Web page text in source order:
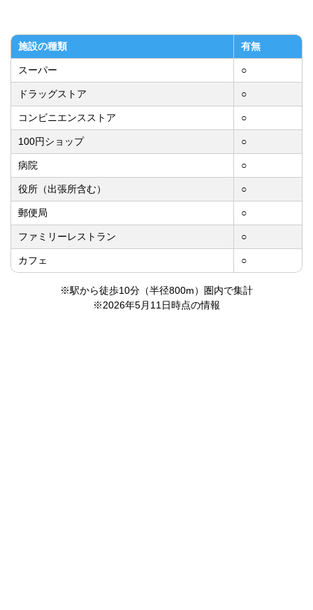
施設の種類 有無
スーパー ○
ドラッグストア ○
コンビニエンスストア ○
100円ショップ ○
病院 ○
役所（出張所含む） ○
郵便局 ○
ファミリーレストラン ○
カフェ ○
※駅から徒歩10分（半径800m）圏内で集計
※2026年5月11日時点の情報